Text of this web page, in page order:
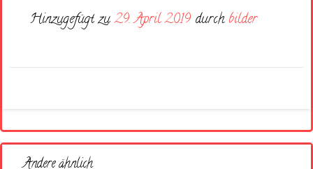
Hinzugefügt zu29. April 2019 durch bilder
Andere ähnlich